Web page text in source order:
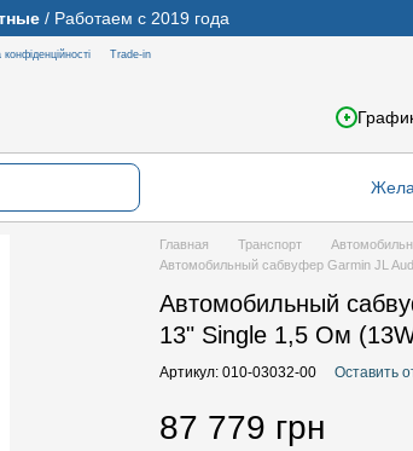
/ Работаем с 2019 года
конфіденційності Trade-in
Главная Транспорт
Автомобильный сабвуфер Garmin JL
Автомобильный
13" Single 1,5 Ом
Артикул: 010-03032-00 Оставить
87 779 грн